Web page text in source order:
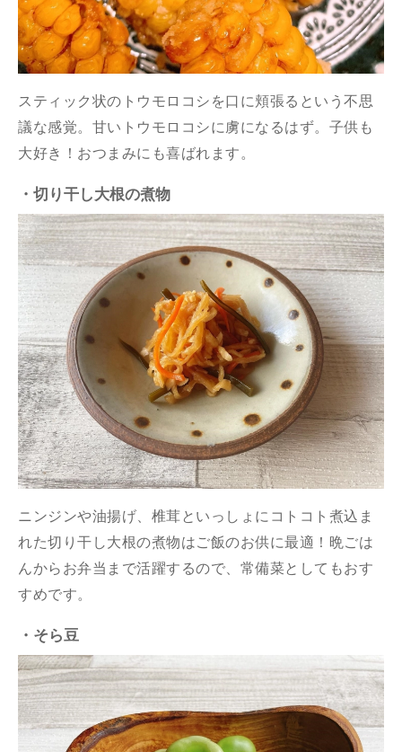
スティック状のトウモロコシを口に頬張るという不思
議な感覚。甘いトウモロコシに虜になるはず。子供も
大好き！おつまみにも喜ばれます。
・切り干し大根の煮物
ニンジンや油揚げ、椎茸といっしょにコトコト煮込ま
れた切り干し大根の煮物はご飯のお供に最適！晩ごは
んからお弁当まで活躍するので、常備菜としてもおす
すめです。
・そら豆